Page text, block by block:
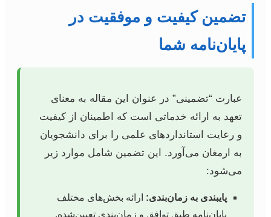
تضمین کیفیت و موفقیت در
پایان‌نامه شما
عبارت “تضمینی” در عنوان این مقاله به معنای
تعهد به ارائه خدماتی است که اطمینان از کیفیت
و رعایت استانداردهای علمی را برای دانشجویان
به ارمغان می‌آورد. این تضمین شامل موارد زیر
می‌شود:
پایبندی به زمان‌بندی: ارائه بخش‌های مختلف
پایان‌نامه طبق توافق و زمان‌بندی تعیین‌شده.